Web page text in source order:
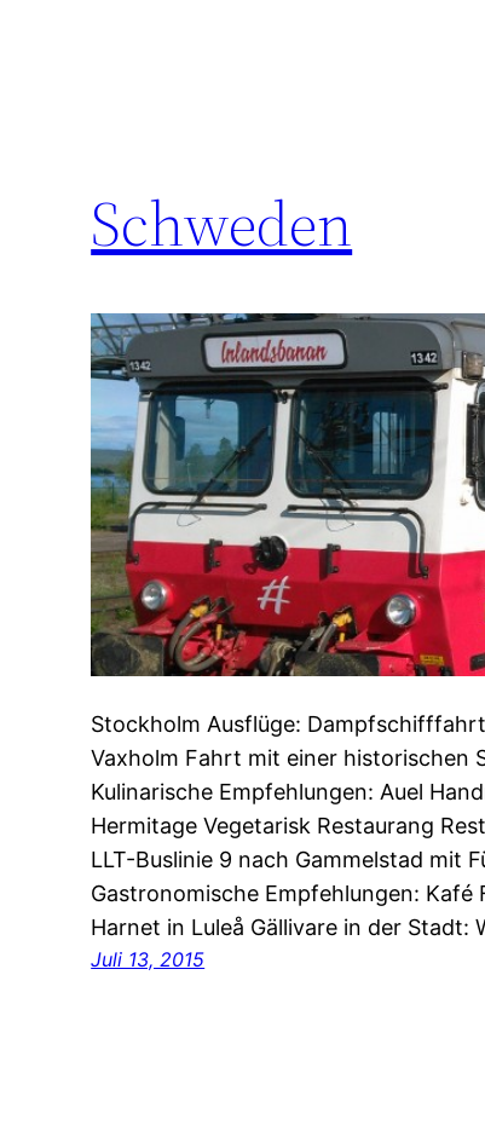
Schweden
Stockholm Ausflüge:
Vaxholm Fahrt mit einer historischen
Kulinarische Empfehlungen: Auel
Hermitage Vegetarisk Restaurang
LLT-Buslinie 9 nach Gammelstad mit
Gastronomische Empfehlungen: Kafé
Harnet in Luleå Gällivare in der Stadt:
Juli 13, 2015